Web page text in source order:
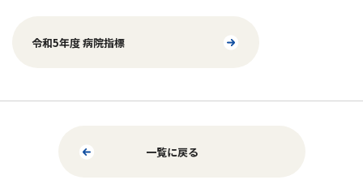
令和5年度 病院指標
一覧に戻る